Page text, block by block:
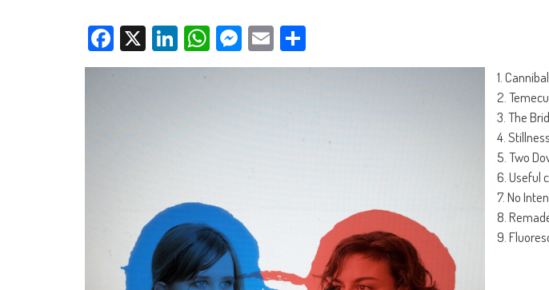
Facebook
X LinkedIn
WhatsApp
Messenger
Email
1.
2.
3. The
4.
5. Two
6. Useful
7. No
8.
9.